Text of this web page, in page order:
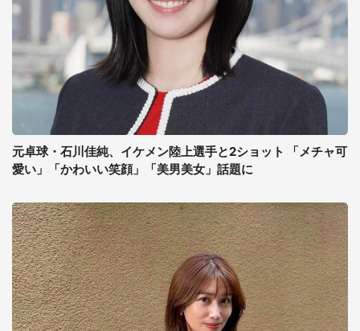
元卓球・石川佳純、イケメン陸上選手と2ショット 「メチャ可
愛い」「かわいい笑顔」「美男美女」話題に